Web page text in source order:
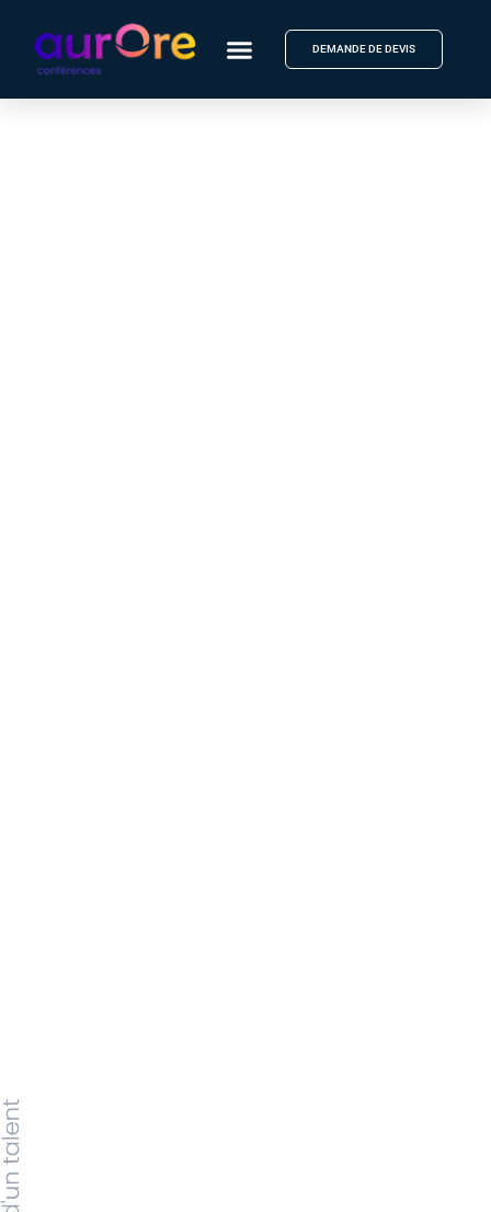
DEMANDE DE DEVIS